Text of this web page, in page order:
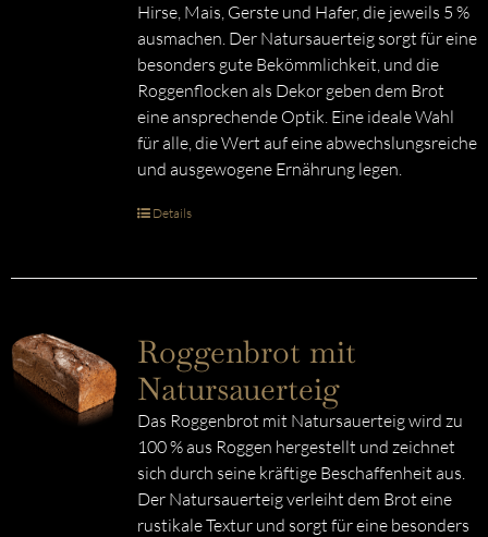
Hirse, Mais, Gerste und Hafer, die jeweils 5 %
ausmachen. Der Natursauerteig sorgt für eine
besonders gute Bekömmlichkeit, und die
Roggenflocken als Dekor geben dem Brot
eine ansprechende Optik. Eine ideale Wahl
für alle, die Wert auf eine abwechslungsreiche
und ausgewogene Ernährung legen.
Details
Roggenbrot mit
Natursauerteig
Das Roggenbrot mit Natursauerteig wird zu
100 % aus Roggen hergestellt und zeichnet
sich durch seine kräftige Beschaffenheit aus.
Der Natursauerteig verleiht dem Brot eine
rustikale Textur und sorgt für eine besonders